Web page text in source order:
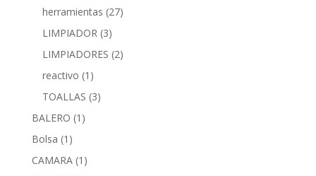
herramientas (27)
LIMPIADOR (3)
LIMPIADORES (2)
reactivo (1)
TOALLAS (3)
BALERO (1)
Bolsa (1)
CAMARA (1)